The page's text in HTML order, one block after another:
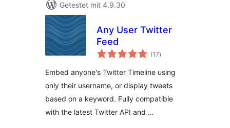
Getestet mit 4.9.30
Any User Twitter
Feed
(17Bewertungen
insgesamt
)
Embed anyone's Twitter Timeline using
only their username, or display tweets
based on a keyword. Fully compatible
with the latest Twitter API and …